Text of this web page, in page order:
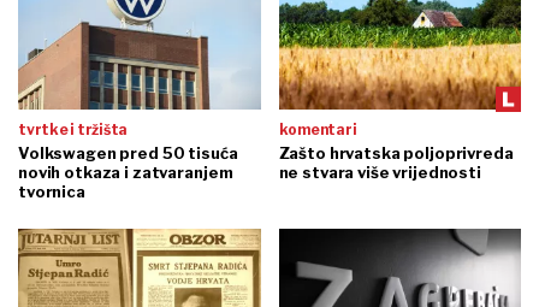
tvrtke i tržišta
Volkswagen pred 50 tisuća
novih otkaza i zatvaranjem
tvornica
komentari
Zašto hrvatska poljoprivreda
ne stvara više vrijednosti